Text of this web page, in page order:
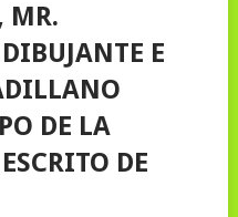
MR.
E
DE LA
DE